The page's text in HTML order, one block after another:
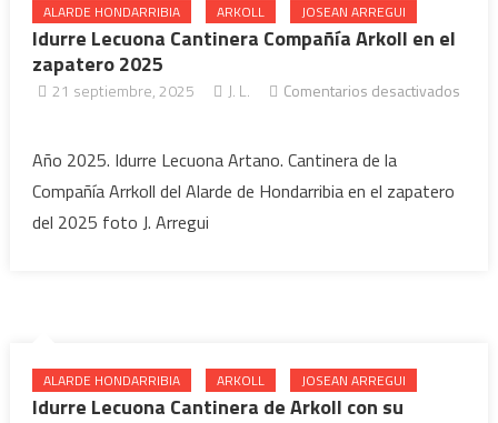
ALARDE HONDARRIBIA ARKOLL JOSEAN ARREGUI
Idurre Lecuona Cantinera Compañía Arkoll en el
zapatero 2025
21 septiembre, 2025 J. L.
Comentarios desactivados
Año 2025. Idurre Lecuona Artano. Cantinera de la
Compañía Arrkoll del Alarde de Hondarribia en el zapatero
del 2025 foto J. Arregui
ALARDE HONDARRIBIA ARKOLL JOSEAN ARREGUI
Idurre Lecuona Cantinera de Arkoll con su